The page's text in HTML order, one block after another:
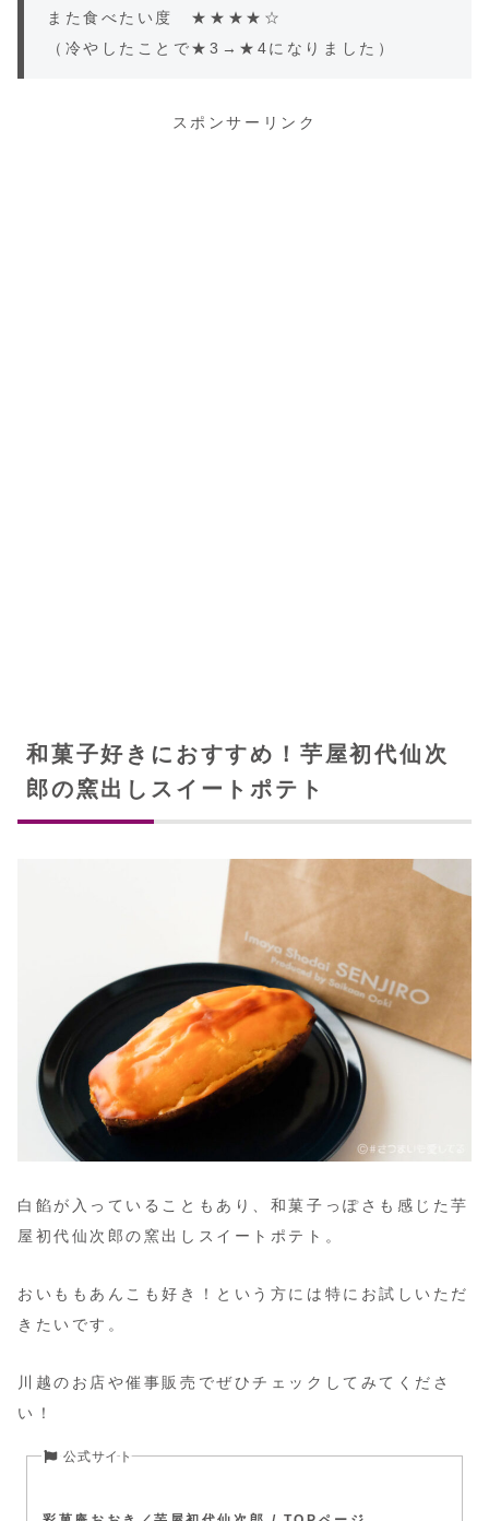
また食べたい度 ★★★★☆
（冷やしたことで★3→★4になりました）
スポンサーリンク
和菓子好きにおすすめ！芋屋初代仙次
郎の窯出しスイートポテト
白餡が入っていることもあり、和菓子っぽさも感じた芋
屋初代仙次郎の窯出しスイートポテト。
おいももあんこも好き！という方には特にお試しいただ
きたいです。
川越のお店や催事販売でぜひチェックしてみてくださ
い！